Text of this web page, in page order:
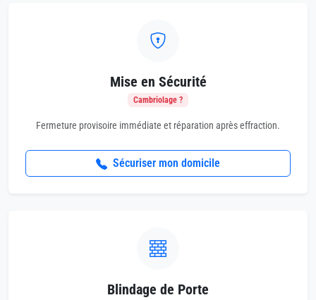
Mise en Sécurité
Cambriolage ?
Fermeture provisoire immédiate et réparation après effraction.
Sécuriser mon domicile
Blindage de Porte